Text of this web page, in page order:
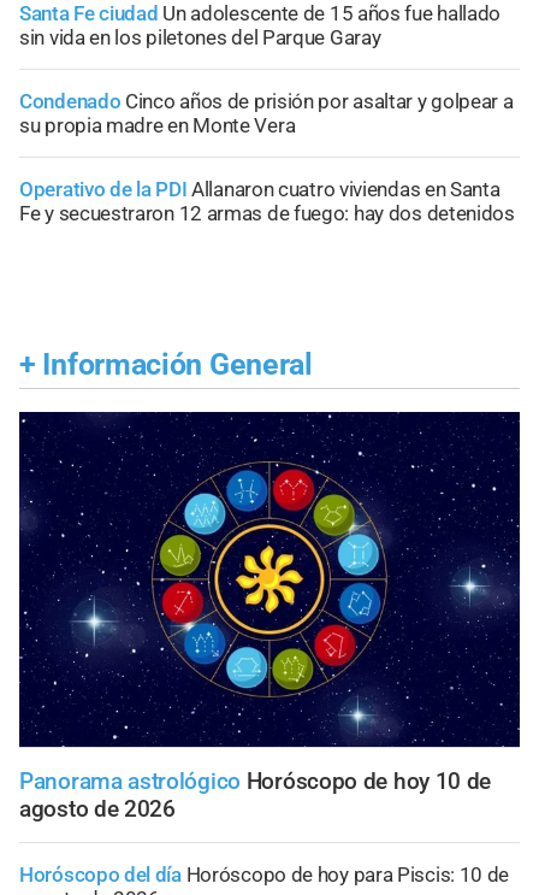
Santa Fe ciudad Un adolescente de 15 años fue hallado
sin vida en los piletones del Parque Garay
Condenado Cinco años de prisión por asaltar y golpear a
su propia madre en Monte Vera
Operativo de la PDI Allanaron cuatro viviendas en Santa
Fe y secuestraron 12 armas de fuego: hay dos detenidos
+ Información General
Panorama astrológico Horóscopo de hoy 10 de
agosto de 2026
Horóscopo del día Horóscopo de hoy para Piscis: 10 de